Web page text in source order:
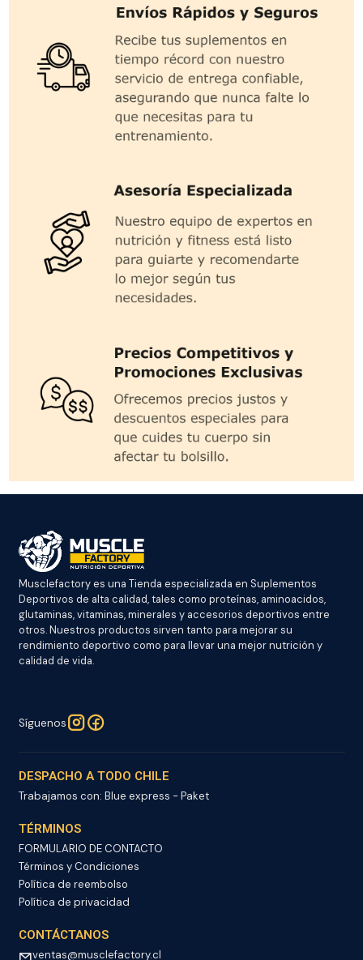
Musclefactory es una Tienda especializada en Suplementos
Deportivos de alta calidad, tales como proteínas, aminoacidos,
glutaminas, vitaminas, minerales y accesorios deportivos entre
otros. Nuestros productos sirven tanto para mejorar su
rendimiento deportivo como para llevar una mejor nutrición y
calidad de vida.
Síguenos
DESPACHO A TODO CHILE
Trabajamos con: Blue express - Paket
TÉRMINOS
FORMULARIO DE CONTACTO
Términos y Condiciones
Política de reembolso
Política de privacidad
CONTÁCTANOS
ventas@musclefactory.cl